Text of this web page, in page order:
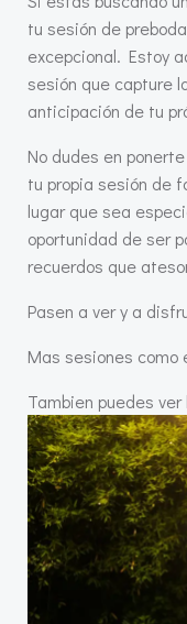
tu sesión de
excepcional. Estoy
sesión que capture
anticipación de tu
No dudes en
tu propia sesión de
lugar que sea
oportunidad de ser
recuerdos que
Pasen a ver y a
Mas sesiones como
Tambien puedes